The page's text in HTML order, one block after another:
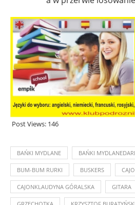
Post Views: 146
BAŃKI MYDLANE BAŃKI
BUM-BUM RURKI BUSKERS
CAJONKLAUDYNA GÓRALSKA GITARA